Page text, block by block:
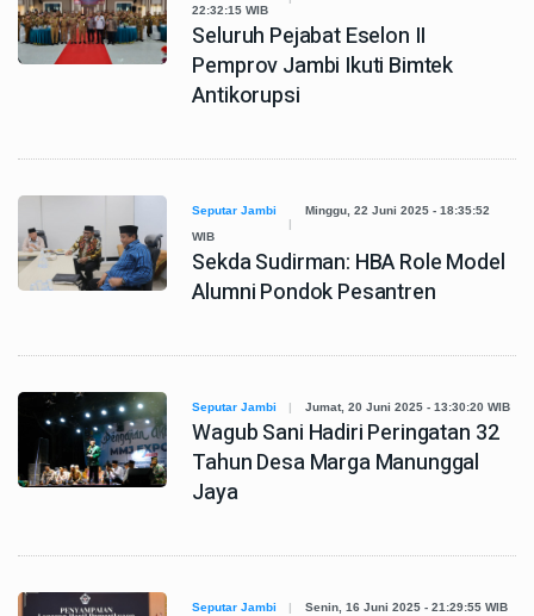
22:32:15 WIB
Seluruh Pejabat Eselon II
Pemprov Jambi Ikuti Bimtek
Antikorupsi
Seputar Jambi
Minggu, 22 Juni 2025 - 18:35:52
WIB
Sekda Sudirman: HBA Role Model
Alumni Pondok Pesantren
Seputar Jambi Jumat, 20 Juni 2025 - 13:30:20 WIB
Wagub Sani Hadiri Peringatan 32
Tahun Desa Marga Manunggal
Jaya
Seputar Jambi Senin, 16 Juni 2025 - 21:29:55 WIB